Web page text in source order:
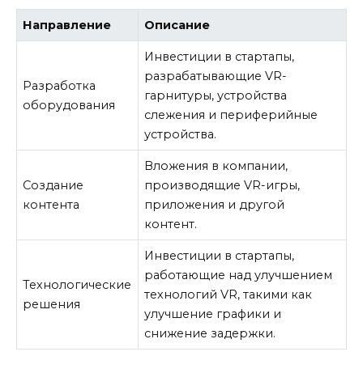
Направление Описание
Разработка
оборудования
Инвестиции в стартапы,
разрабатывающие VR-
гарнитуры, устройства
слежения и периферийные
устройства.
Создание
контента
Вложения в компании,
производящие VR-игры,
приложения и другой
контент.
Технологические
решения
Инвестиции в стартапы,
работающие над улучшением
технологий VR, такими как
улучшение графики и
снижение задержки.